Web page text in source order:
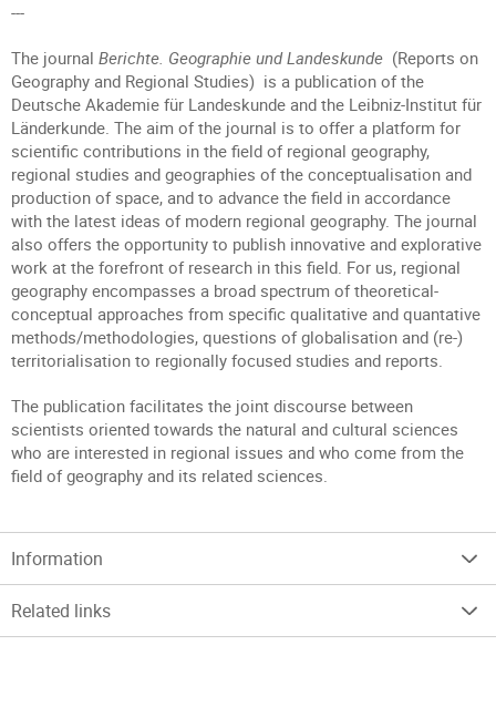
---
The journal Berichte. Geographie und Landeskunde (Reports on
Geography and Regional Studies) is a publication of the
Deutsche Akademie für Landeskunde and the Leibniz-Institut für
Länderkunde. The aim of the journal is to offer a platform for
scientific contributions in the field of regional geography,
regional studies and geographies of the conceptualisation and
production of space, and to advance the field in accordance
with the latest ideas of modern regional geography. The journal
also offers the opportunity to publish innovative and explorative
work at the forefront of research in this field. For us, regional
geography encompasses a broad spectrum of theoretical-
conceptual approaches from specific qualitative and quantative
methods/methodologies, questions of globalisation and (re-)
territorialisation to regionally focused studies and reports.
The publication facilitates the joint discourse between
scientists oriented towards the natural and cultural sciences
who are interested in regional issues and who come from the
field of geography and its related sciences.
Information
Related links